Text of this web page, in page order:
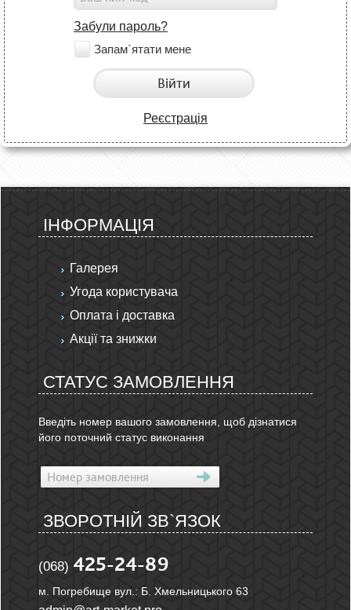
Забули пароль?
Запам`ятати мене
Війти
Реєстрація
ІНФОРМАЦІЯ
Галерея
Угода користувача
Оплата і доставка
Акції та знижки
СТАТУС ЗАМОВЛЕННЯ
Введіть номер вашого замовлення, щоб дізнатися
його поточний статус виконання
ЗВОРОТНІЙ ЗВ`ЯЗОК
(068) 425-24-89
м. Погребище вул.: Б. Хмельницького 63